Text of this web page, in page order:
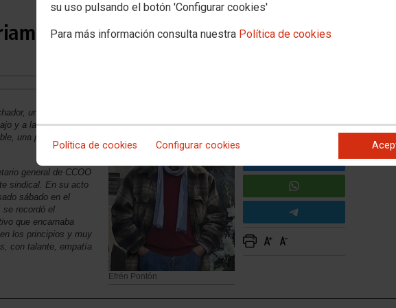
su uso pulsando el botón 'Configurar cookies'
Para más información consulta nuestra Política de cookies
Política de cookies Configurar cookies
Efrén Pontón
Efrén Pontón
un minero, un
y a la comarca, una
una persona de las
general de CCOO
sindical. En su acto
sábado en el
se recordó el
que encarnaba
los principios y muy
con talante, empatía